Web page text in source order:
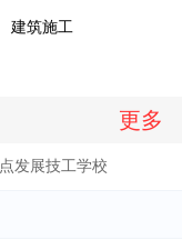
建筑施工
更多
发展技工学校